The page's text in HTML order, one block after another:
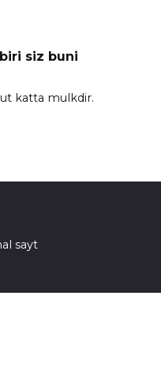
siz buni
katta mulkdir.
sayt